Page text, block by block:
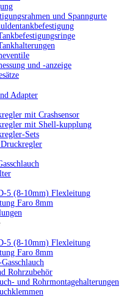
und Spanngurte
und -anzeige
Adapter
mit Crashsensor
mit Shell-kupplung
Sets
Druckregler
5 (8-10mm) Flexleitung
Faro 8mm
5 (8-10mm) Flexleitung
Faro 8mm
Rohrzubehör
und Rohrmontagehalterungen